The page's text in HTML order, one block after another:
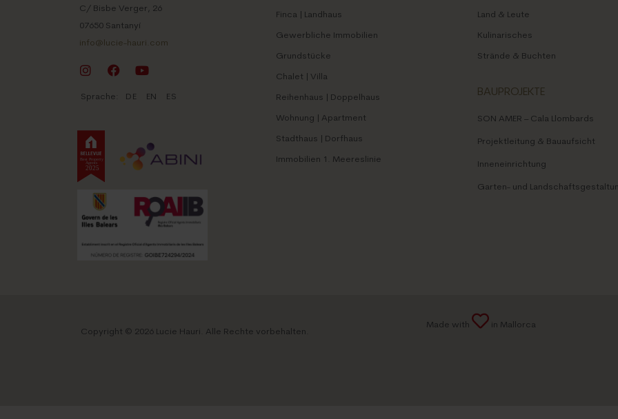
C/ Bisbe Verger, 26
07650 Santanyí
info@lucie-hauri.com
Sprache: DE EN ES
Finca | Landhaus
Gewerbliche Immobilien
Grundstücke
Chalet | Villa
Reihenhaus | Doppelhaus
Wohnung | Apartment
Stadthaus | Dorfhaus
Immobilien 1. Meereslinie
Land & Leute
Kulinarisches
Strände & Buchten
BAUPROJEKTE
SON AMER – Cala Llombards
Projektleitung & Bauaufsicht
Inneneinrichtung
Garten- und
Copyright © 2026 Lucie Hauri. Alle Rechte vorbehalten.
Made with in Mallorca